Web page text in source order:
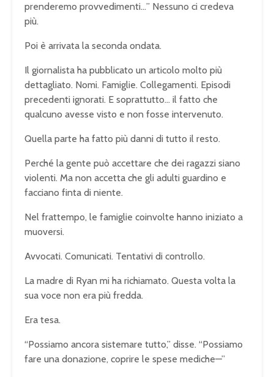
prenderemo provvedimenti…” Nessuno ci credeva
più.
Poi è arrivata la seconda ondata.
Il giornalista ha pubblicato un articolo molto più
dettagliato. Nomi. Famiglie. Collegamenti. Episodi
precedenti ignorati. E soprattutto… il fatto che
qualcuno avesse visto e non fosse intervenuto.
Quella parte ha fatto più danni di tutto il resto.
Perché la gente può accettare che dei ragazzi siano
violenti. Ma non accetta che gli adulti guardino e
facciano finta di niente.
Nel frattempo, le famiglie coinvolte hanno iniziato a
muoversi.
Avvocati. Comunicati. Tentativi di controllo.
La madre di Ryan mi ha richiamato. Questa volta la
sua voce non era più fredda.
Era tesa.
“Possiamo ancora sistemare tutto,” disse. “Possiamo
fare una donazione, coprire le spese mediche—”